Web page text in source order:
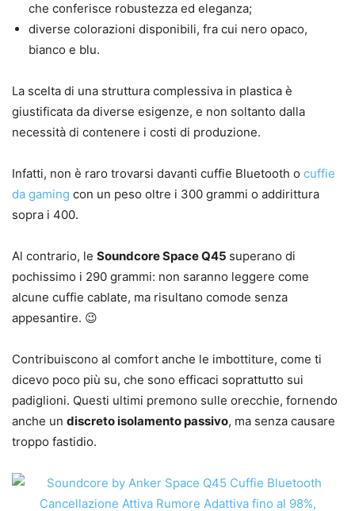
che conferisce robustezza ed eleganza;
diverse colorazioni disponibili, fra cui nero opaco,
bianco e blu.
La scelta di una struttura complessiva in plastica è
giustificata da diverse esigenze, e non soltanto dalla
necessità di contenere i costi di produzione.
Infatti, non è raro trovarsi davanti cuffie Bluetooth o cuffie
da gaming con un peso oltre i 300 grammi o addirittura
sopra i 400.
Al contrario, le Soundcore Space Q45 superano di
pochissimo i 290 grammi: non saranno leggere come
alcune cuffie cablate, ma risultano comode senza
appesantire. 😉
Contribuiscono al comfort anche le imbottiture, come ti
dicevo poco più su, che sono efficaci soprattutto sui
padiglioni. Questi ultimi premono sulle orecchie, fornendo
anche un discreto isolamento passivo, ma senza causare
troppo fastidio.